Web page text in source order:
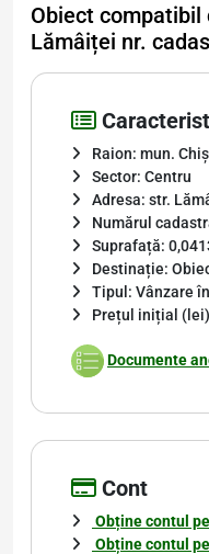
Obiect compatibil
Lămâiței nr.
Raion: mun.
Sector: Centru
Adresa: str.
Numărul
Suprafață:
Destinație:
Tipul: Vânzare
Prețul inițial
Documente
Cont
Obține contul
Obține contul